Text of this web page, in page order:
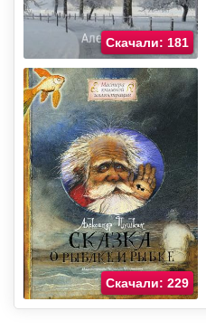
Скачали: 181
Скачали: 229